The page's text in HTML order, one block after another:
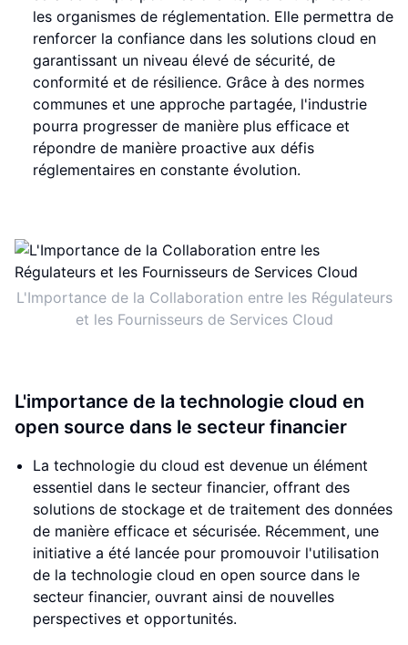
les organismes de réglementation. Elle permettra de
renforcer la confiance dans les solutions cloud en
garantissant un niveau élevé de sécurité, de
conformité et de résilience. Grâce à des normes
communes et une approche partagée, l'industrie
pourra progresser de manière plus efficace et
répondre de manière proactive aux défis
réglementaires en constante évolution.
L'Importance de la Collaboration entre les Régulateurs
et les Fournisseurs de Services Cloud
L'importance de la technologie cloud en
open source dans le secteur financier
La technologie du cloud est devenue un élément
essentiel dans le secteur financier, offrant des
solutions de stockage et de traitement des données
de manière efficace et sécurisée. Récemment, une
initiative a été lancée pour promouvoir l'utilisation
de la technologie cloud en open source dans le
secteur financier, ouvrant ainsi de nouvelles
perspectives et opportunités.